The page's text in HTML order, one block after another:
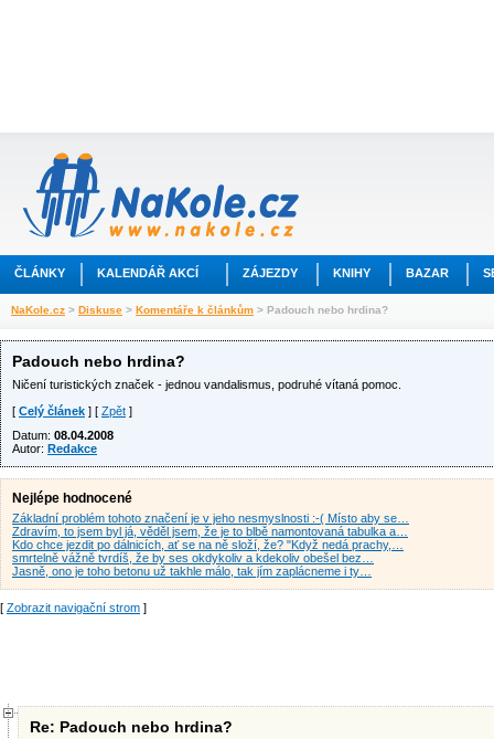
ČLÁNKY KALENDÁŘ AKCÍ ZÁJEZDY KNIHY BAZAR
NaKole.cz > Diskuse > Komentáře k článkům > Padouch nebo hrdina?
Padouch nebo hrdina?
Ničení turistických značek - jednou vandalismus, podruhé vítaná pomoc.
[ Celý článek ] [ Zpět ]
Datum: 08.04.2008
Autor: Redakce
Nejlépe hodnocené
Základní problém tohoto značení je v jeho nesmyslnosti :-( Místo aby se…
Zdravím, to jsem byl já, věděl jsem, že je to blbě namontovaná tabulka a…
Kdo chce jezdit po dálnicích, ať se na ně složí, že? "Když nedá prachy,…
smrtelně vážně tvrdíš, že by ses okdykoliv a kdekoliv obešel bez…
Jasně, ono je toho betonu už takhle málo, tak jím zaplácneme i ty…
[ Zobrazit navigační strom ]
Re: Padouch nebo hrdina?